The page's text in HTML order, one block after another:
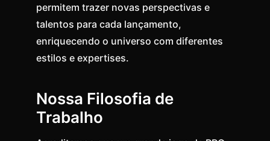
permitem trazer novas perspectivas e
talentos para cada lançamento,
enriquecendo o universo com diferentes
estilos e expertises.
Nossa Filosofia de
Trabalho